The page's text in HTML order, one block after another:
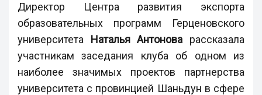
Директор Центра развития экспорта
образовательных программ Герценовского
университета Наталья Антонова рассказала
участникам заседания клуба об одном из
наиболее значимых проектов партнерства
университета с провинцией Шаньдун в сфере